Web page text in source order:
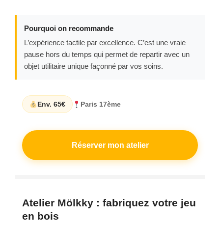
Pourquoi on recommande
L’expérience tactile par excellence. C’est une vraie
pause hors du temps qui permet de repartir avec un
objet utilitaire unique façonné par vos soins.
Env. 65€ Paris 17ème
Réserver mon atelier
Atelier Mölkky : fabriquez votre jeu
en bois